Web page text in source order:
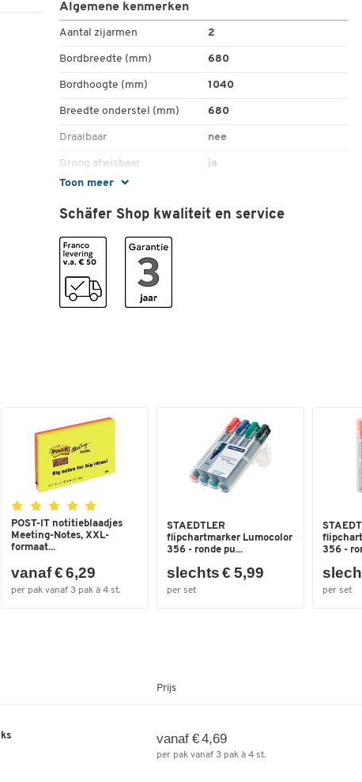
papierhouders
afm.: b 680 x d 640 x h 1450 - 2000 mm
Toon meer
Algemene kenmerken
Aantal zijarmen 2
Bordbreedte (mm) 680
Bordhoogte (mm) 1040
Breedte onderstel (mm) 680
Draaibaar nee
Droog afwisbaar ja
Gewicht (kg)
Hoogte max. (mm) 2000
Hoogte min. (mm)
Hoogteverstelbaar
Inklapbaar
Materiaal tafel plaatstaal
Opvouwbare
snelwisselblokhouder
Ja
Poot
Stiftenbak ja
ja
Kleuren
Schäfer Shop kwaliteit en service
POST-IT notitieblaadjes
Meeting-Notes, XXL-
formaat...
vanaf € 6,29
per pak vanaf 3 pak à 4 st.
STAEDTLER
flipchartmarker Lumocolor
356 - ronde pu...
slechts € 5,99
per set
356 -
per set
Prijs
vanaf € 4,69
per pak vanaf 3 pak à 4 st.